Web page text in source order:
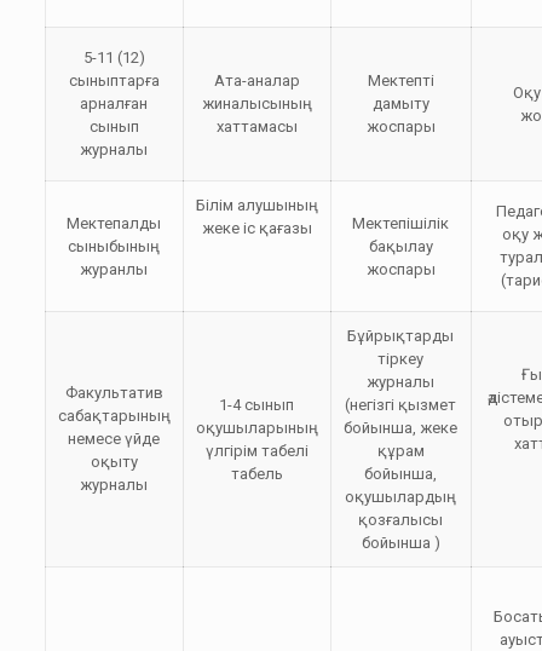
5-11 (12)
сыныптарға
арналған
сынып
журналы
Ата-аналар
жиналысының
хаттамасы
Мектепті
дамыту
жоспары
Мектепалды
сыныбының
журанлы
Білім алушының
жеке іс қағазы
Мектепішілік
бақылау
жоспары
оқу
Факультатив
сабақтарының
немесе үйде
оқыту
журналы
1-4 сынып
оқушыларының
үлгірім табелі
табель
Бұйрықтарды
тіркеу
журналы
(негізгі қызмет
бойынша, жеке
құрам
бойынша,
оқушылардың
қозғалысы
бойынша )